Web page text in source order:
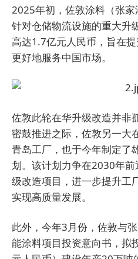
2025年初，佐敦涂料（张
针对仓储物流设施的重大升
高达1.7亿元人民币，旨在
更好地服务中国市场。
佐敦此轮在华升级改造并非
密鼓推进之际，佐敦另一
青岛工厂，也于今年制定了
划。该计划力争在2030年
级改造项目，进一步提升工
实现高质量发展。
此外，今年3月份，佐敦与
能涂料项目投资意向书，拟